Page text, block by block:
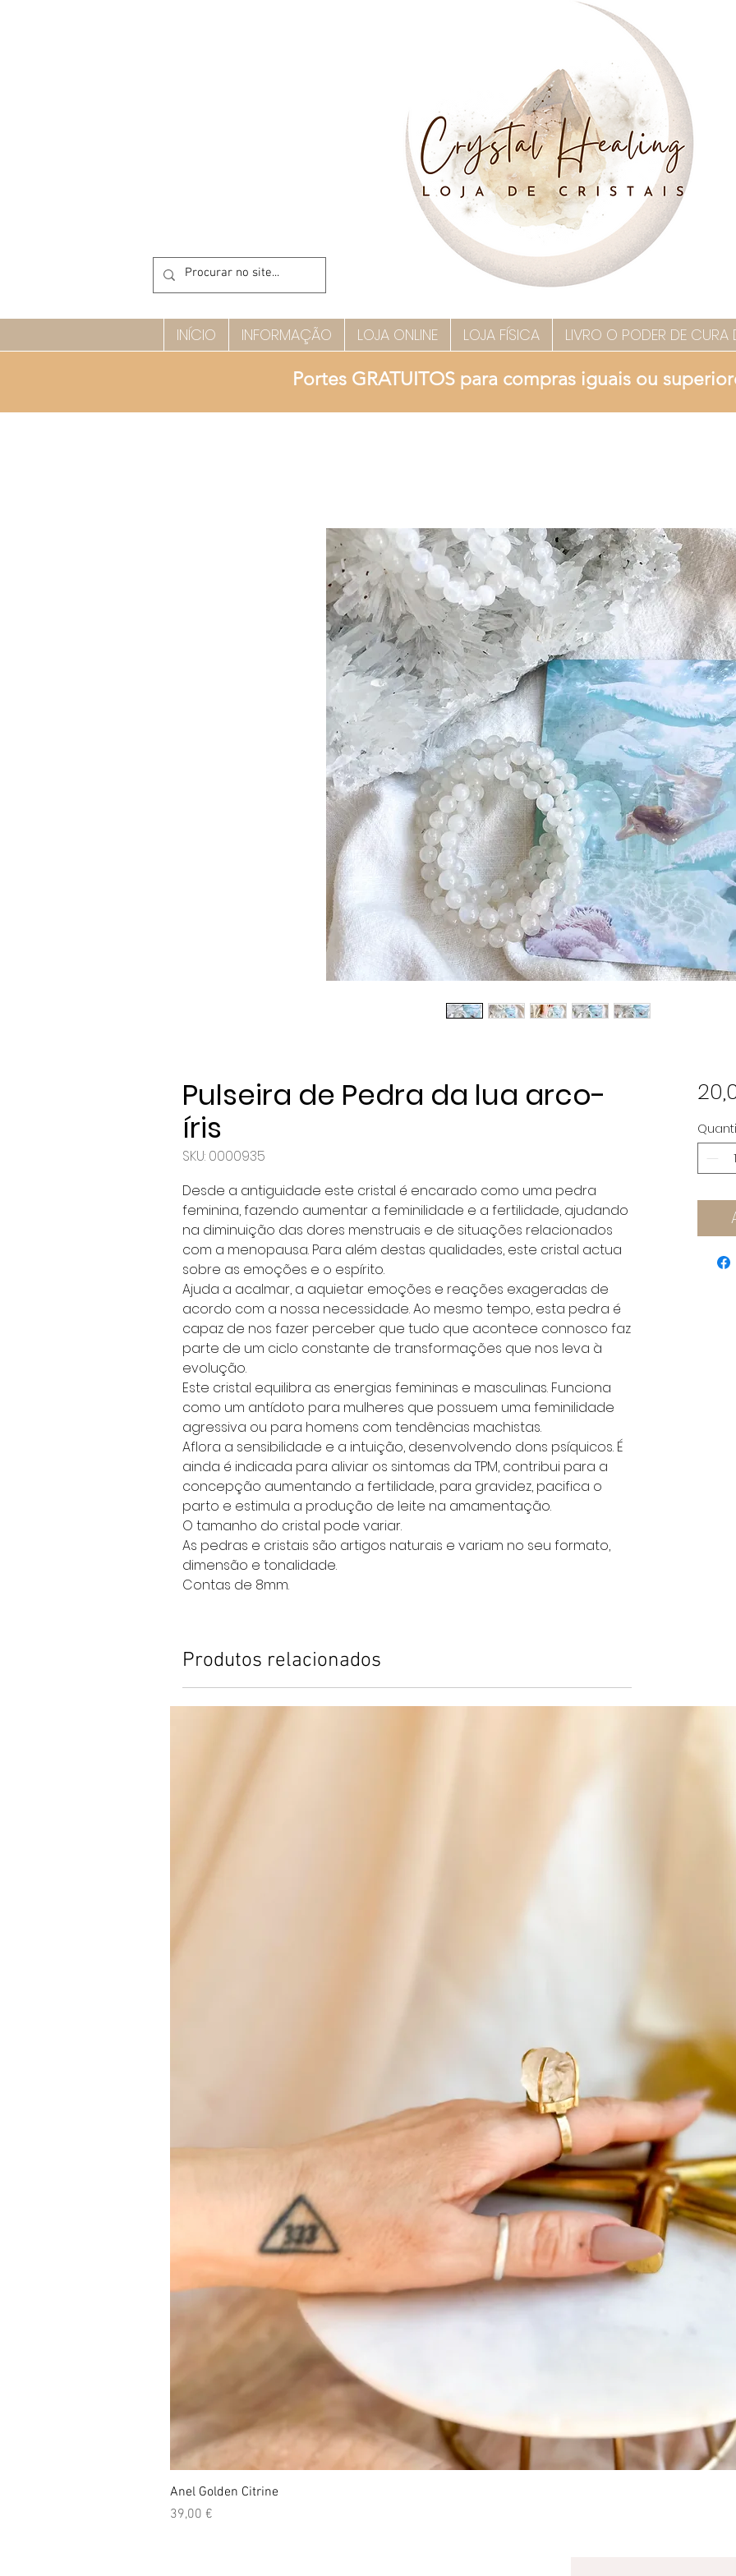
INÍCIO INFORMAÇÃO LOJA ONLINE LOJA FÍSICA LIVRO O PODER DE CURA
Portes GRATUITOS para compras iguais ou
Pulseira de Pedra da lua arco-
íris
SKU: 0000935
Desde a antiguidade este cristal é encarado como uma pedra
feminina, fazendo aumentar a feminilidade e a fertilidade, ajudando
na diminuição das dores menstruais e de situações relacionados
com a menopausa. Para além destas qualidades, este cristal actua
sobre as emoções e o espírito.
Ajuda a acalmar, a aquietar emoções e reações exageradas de
acordo com a nossa necessidade. Ao mesmo tempo, esta pedra é
capaz de nos fazer perceber que tudo que acontece connosco faz
parte de um ciclo constante de transformações que nos leva à
evolução.
Este cristal equilibra as energias femininas e masculinas. Funciona
como um antídoto para mulheres que possuem uma feminilidade
agressiva ou para homens com tendências machistas.
Aflora a sensibilidade e a intuição, desenvolvendo dons psíquicos. É
ainda é indicada para aliviar os sintomas da TPM, contribui para a
concepção aumentando a fertilidade, para gravidez, pacifica o
parto e estimula a produção de leite na amamentação.
O tamanho do cristal pode variar.
As pedras e cristais são artigos naturais e variam no seu formato,
dimensão e tonalidade.
Contas de 8mm.
Produtos relacionados
Anel Golden Citrine
Preço
39,00 €